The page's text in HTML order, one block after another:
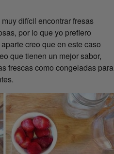
difícil encontrar fresas
por lo que yo prefiero
creo que en este caso
que tienen un mejor sabor,
frescas como congeladas para